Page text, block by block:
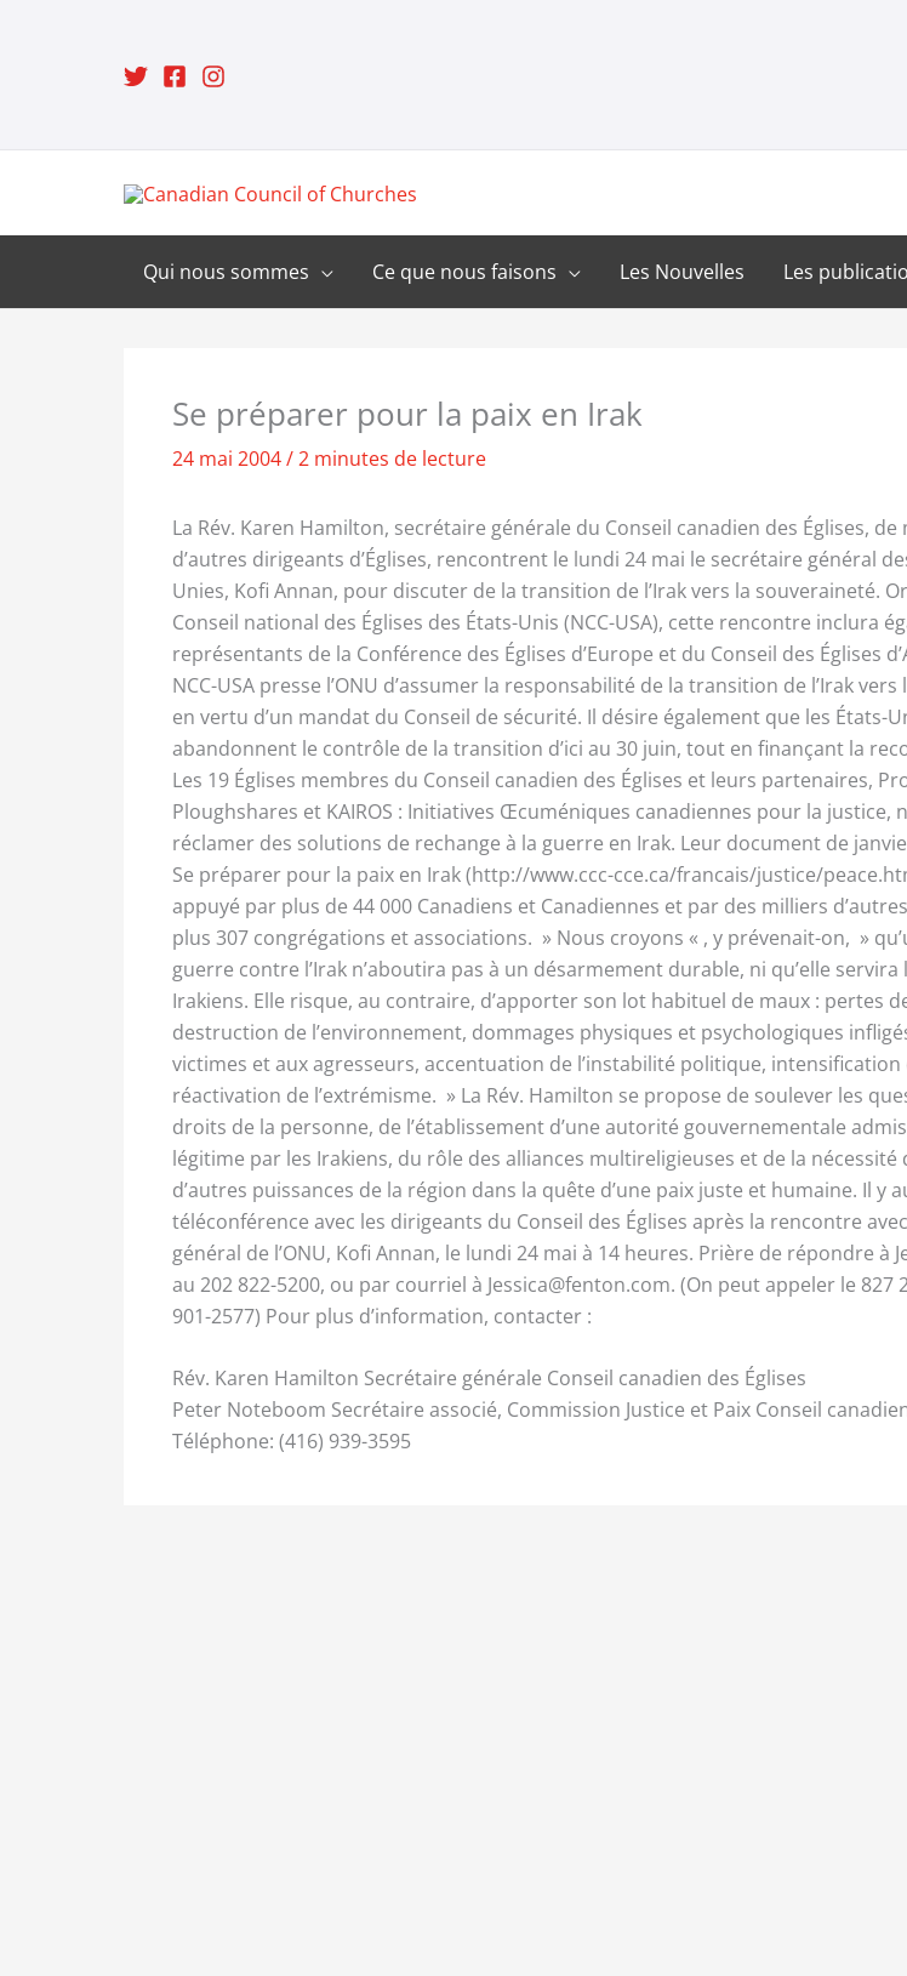
Qui nous sommes Ce que nous faisons Les Nouvelles Les
Se préparer pour la paix en Irak
24 mai 2004/2 minutes de lecture
La Rév. Karen Hamilton, secrétaire générale du Conseil canadien des Églises, de
d’autres dirigeants d’Églises, rencontrent le lundi 24 mai le secrétaire général
Unies, Kofi Annan, pour discuter de la transition de l’Irak vers la souveraineté.
Conseil national des Églises des États-Unis (NCC-USA), cette rencontre inclura
représentants de la Conférence des Églises d’Europe et du Conseil des Églises
NCC-USA presse l’ONU d’assumer la responsabilité de la transition de l’Irak
en vertu d’un mandat du Conseil de sécurité. Il désire également que les États-
abandonnent le contrôle de la transition d’ici au 30 juin, tout en finançant la
Les 19 Églises membres du Conseil canadien des Églises et leurs partenaires,
Ploughshares et KAIROS : Initiatives Œcuméniques canadiennes pour la justice,
réclamer des solutions de rechange à la guerre en Irak. Leur document de
Se préparer pour la paix en Irak (http://www.ccc-cce.ca/francais/justice/
appuyé par plus de 44 000 Canadiens et Canadiennes et par des milliers
plus 307 congrégations et associations. » Nous croyons « , y prévenait-on, »
guerre contre l’Irak n’aboutira pas à un désarmement durable, ni qu’elle
Irakiens. Elle risque, au contraire, d’apporter son lot habituel de maux : pertes
destruction de l’environnement, dommages physiques et psychologiques
victimes et aux agresseurs, accentuation de l’instabilité politique, intensification
réactivation de l’extrémisme. » La Rév. Hamilton se propose de soulever les
droits de la personne, de l’établissement d’une autorité gouvernementale
légitime par les Irakiens, du rôle des alliances multireligieuses et de la nécessité
d’autres puissances de la région dans la quête d’une paix juste et humaine. Il y
téléconférence avec les dirigeants du Conseil des Églises après la rencontre
général de l’ONU, Kofi Annan, le lundi 24 mai à 14 heures. Prière de répondre à
au 202 822-5200, ou par courriel à Jessica@fenton.com. (On peut appeler le 827
901-2577) Pour plus d’information, contacter :
Rév. Karen Hamilton Secrétaire générale Conseil canadien des Églises
Peter Noteboom Secrétaire associé, Commission Justice et Paix Conseil
Téléphone: (416) 939-3595